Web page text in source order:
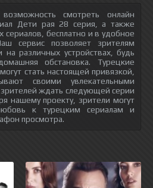
смотреть онлайн
Дети рая 28 серия, а также
сериалов, бесплатно и в удобное
сервис позволяет зрителям
на различных устройствах, будь
обстановка. Турецкие
стать настоящей привязкой,
своими увлекательными
ждать следующей серии
нашему проекту, зрители могут
к турецким сериалам и
просмотра.